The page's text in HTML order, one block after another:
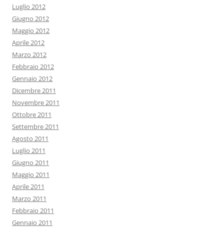
Luglio 2012
Giugno 2012
Maggio 2012
Aprile 2012
Marzo 2012
Febbraio 2012
Gennaio 2012
Dicembre 2011
Novembre 2011
Ottobre 2011
Settembre 2011
Agosto 2011
Luglio 2011
Giugno 2011
Maggio 2011
Aprile 2011
Marzo 2011
Febbraio 2011
Gennaio 2011